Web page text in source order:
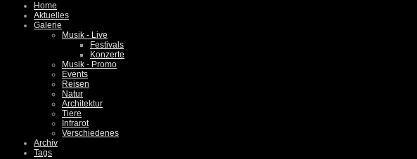
Home
Aktuelles
Galerie
Musik - Live
Festivals
Konzerte
Musik - Promo
Events
Reisen
Natur
Architektur
Tiere
Infrarot
Verschiedenes
Archiv
Tags